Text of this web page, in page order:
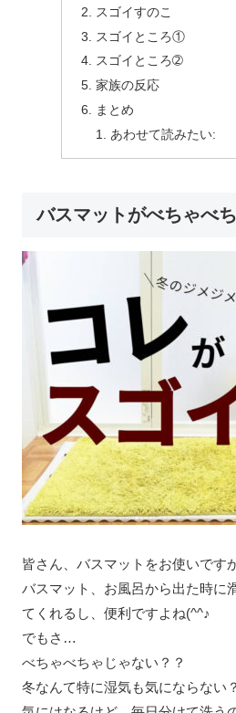
スゴイすのこ
スゴイところ①
スゴイところ➁
家族の反応
まとめ
あわせて読みたい:
バスマットがべちゃべ
皆さん、バスマットをお使いです
バスマット、お風呂から出た時に
てくれるし、便利ですよね(^^♪
でもさ…
べちゃべちゃじゃない？？
冬なんて特に湿気も気にならない